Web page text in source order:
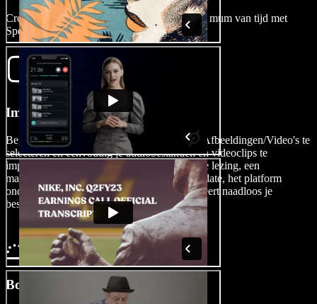
Creëer en vertaal professionele video's in een mum van tijd met
Speechify Studio.
Importeer Je Video
Begin je audio nasynchronisatieproces door Afbeeldingen/Video's te
selecteren en eenvoudig je audiobestanden en videoclips te
importeren. Of het nu gaat om een educatieve lezing, een
marketingcampagne of een sociale media-update, het platform
ondersteunt verschillende formaten en integreert naadloos je
bestaande content.
Bouw & Synchroniseer Je Video